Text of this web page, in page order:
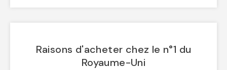
Raisons d'acheter chez le n°1 du
Royaume-Uni